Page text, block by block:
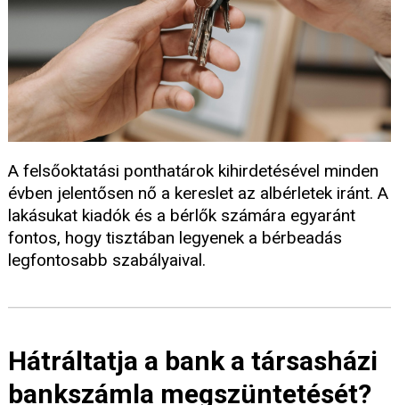
A felsőoktatási ponthatárok kihirdetésével minden
évben jelentősen nő a kereslet az albérletek iránt. A
lakásukat kiadók és a bérlők számára egyaránt
fontos, hogy tisztában legyenek a bérbeadás
legfontosabb szabályaival.
Hátráltatja a bank a társasházi
bankszámla megszüntetését?